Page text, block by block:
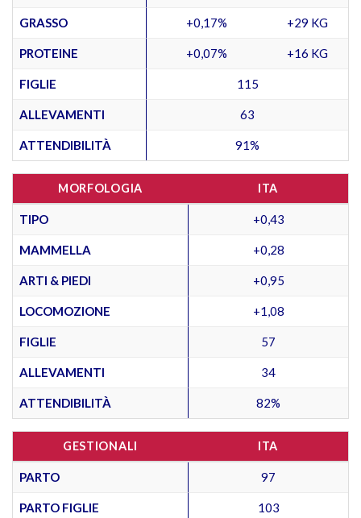
GRASSO +0,17% +29 KG
PROTEINE +0,07% +16 KG
FIGLIE 115
ALLEVAMENTI 63
ATTENDIBILITÀ 91%
MORFOLOGIA ITA
TIPO +0,43
MAMMELLA +0,28
ARTI & PIEDI +0,95
LOCOMOZIONE +1,08
FIGLIE 57
ALLEVAMENTI 34
ATTENDIBILITÀ 82%
GESTIONALI ITA
PARTO 97
PARTO FIGLIE 103